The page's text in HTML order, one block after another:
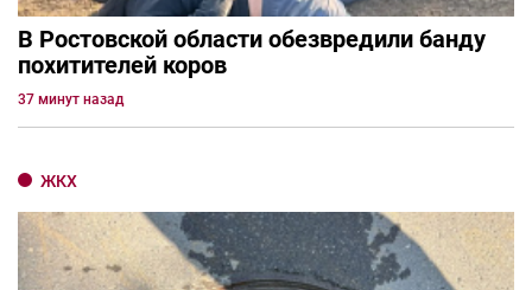
В Ростовской области обезвредили банду
похитителей коров
37 минут назад
ЖКХ